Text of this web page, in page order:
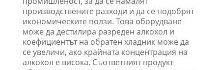
производствените разходи и да се подобрят
икономическите ползи. Това оборудване
може да дестилира разреден алкохол и
коефициентът на обратен хладник може да
се увеличи, ако крайната концентрация на
алкохол е висока. Съответният продукт